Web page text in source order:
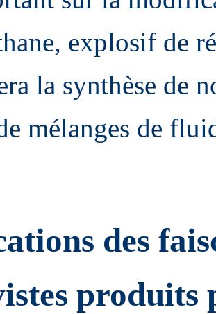
explosif de
la synthèse de
mélanges de
des
produits